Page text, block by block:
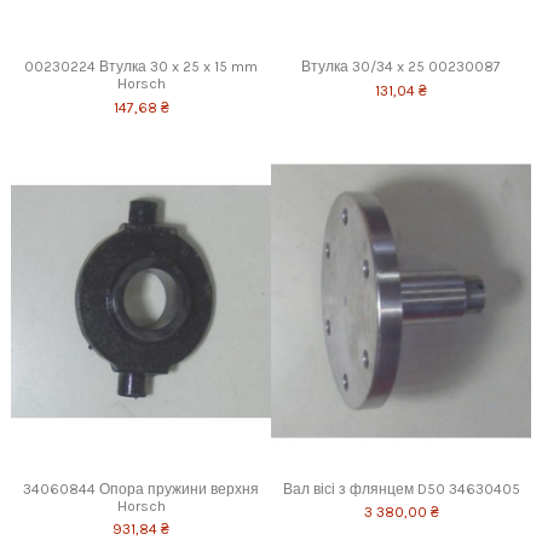
00230224 Втулка 30 x 25 x 15 mm
Horsch
147,68 ₴
Втулка 30/34 x 25 00230087
131,04 ₴
34060844 Опора пружини верхня
Horsch
931,84 ₴
Вал вісі з флянцем D50 34630405
3 380,00 ₴